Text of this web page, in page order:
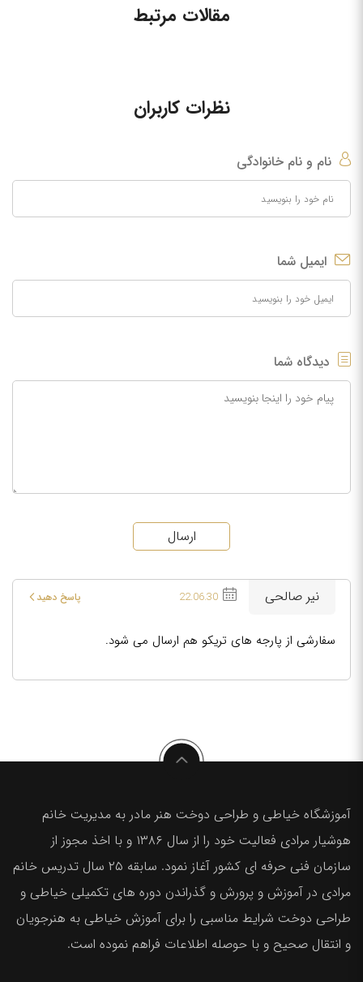
مقالات مرتبط
نظرات کاربران
نام و نام خانوادگی
ایمیل شما
دیدگاه شما
ارسال
نیر صالحی 22.06.30 پاسخ دهید
سفارشی از پارجه های تریکو هم ارسال می شود.
آموزشگاه خیاطی و طراحی دوخت هنر مادر به مدیریت خانم
هوشیار مرادی فعالیت خود را از سال ۱۳۸۶ و با اخذ مجوز از
سازمان فنی حرفه ای کشور آغاز نمود. سابقه ۲۵ سال تدریس خانم
مرادی در آموزش و پرورش و گذراندن دوره های تکمیلی خیاطی و
طراحی دوخت شرایط مناسبی را برای آموزش خیاطی به هنرجویان
و انتقال صحیح و با حوصله اطلاعات فراهم نموده است.